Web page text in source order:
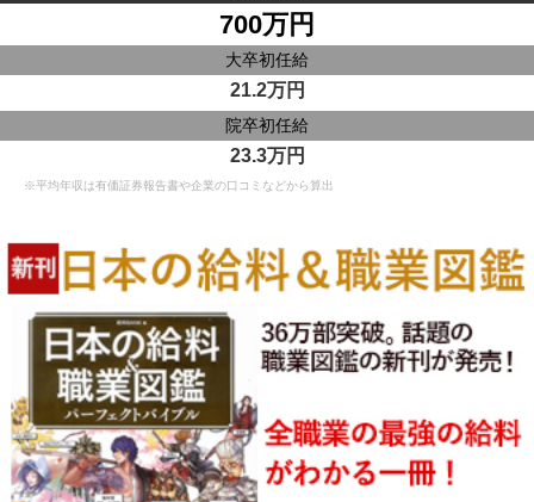
700万円
大卒初任給
21.2万円
院卒初任給
23.3万円
※平均年収は有価証券報告書や企業の口コミなどから算出